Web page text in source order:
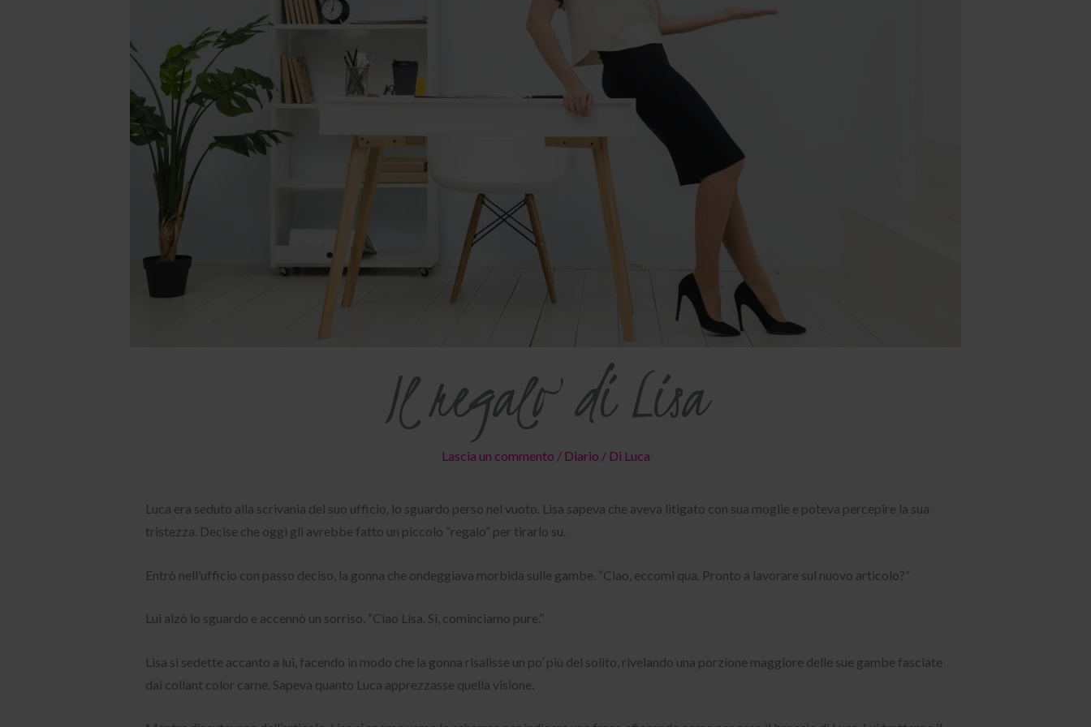
Il regalo di Lisa
Lascia un commento / Diario / Di Luca
Luca era seduto alla scrivania del suo ufficio, lo sguardo perso nel vuoto. Lisa sapeva che aveva litigato con sua moglie e poteva percepire la sua
tristezza. Decise che oggi gli avrebbe fatto un piccolo “regalo” per tirarlo su.
Entrò nell’ufficio con passo deciso, la gonna che ondeggiava morbida sulle gambe. “Ciao, eccomi qua. Pronto a lavorare sul nuovo articolo?”
Lui alzò lo sguardo e accennò un sorriso. “Ciao Lisa. Sì, cominciamo pure.”
Lisa si sedette accanto a lui, facendo in modo che la gonna risalisse un po’ più del solito, rivelando una porzione maggiore delle sue gambe fasciate
dai collant color carne. Sapeva quanto Luca apprezzasse quella visione.